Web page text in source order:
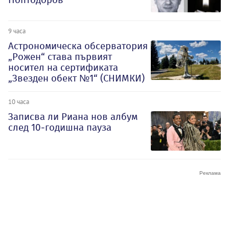
9 часа
Астрономическа обсерватория
„Рожен“ става първият
носител на сертификата
„Звезден обект №1“ (СНИМКИ)
10 часа
Записва ли Риана нов албум
след 10-годишна пауза